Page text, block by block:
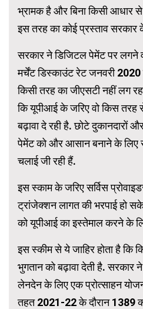
भ्रामक है और बिना किसी आधार
इस तरह का कोई प्रस्ताव सरकार
सरकार ने डिजिटल पेमेंट पर लगने
मर्चेंट डिस्काउंट रेट जनवरी
किसी तरह का जीएसटी नहीं लग
कि यूपीआई के जरिए वो किस तरह
बढ़ावा दे रही है. छोटे दुकानदारों
पेमेंट को और आसान बनाने के लिए
चलाई जी रही हैं.
इस स्काम के जरिए सर्विस
ट्रांजेक्शन लागत की भरपाई हो
को यूपीआई का इस्तेमाल करने के
इस स्कीम से ये जाहिर होता है कि
भुगतान को बढ़ावा देती है. सरकार
लेनदेन के लिए एक प्रोत्साहन
तहत 2021-22 के दौरान 1389